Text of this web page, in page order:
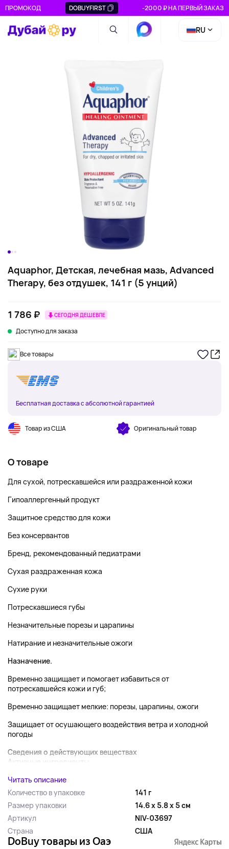
ПРОМОКОД DOBUYFIRST -2000 ₽ НА ПЕРВЫЙ ЗАКАЗ
RU
Aquaphor, Детская, лечебная мазь, Advanced
Therapy, без отдушек, 141 г (5 унций)
1 786 ₽ СЕГОДНЯ ДЕШЕВЛЕ
Доступно для заказа
Все товары
Бесплатная доставка с абсолютной гарантией
Товар из США Оригинальный товар
О товаре
Для сухой, потрескавшейся или раздраженной кожи
Гипоаллергенный продукт
Защитное средство для кожи
Без консервантов
Бренд, рекомендованный педиатрами
Сухая раздраженная кожа
Сухие руки
Потрескавшиеся губы
Незначительные порезы и царапины
Натирание и незначительные ожоги
Назначение.
Временно защищает и помогает избавиться от
потрескавшейся кожи и губ;
Временно защищает мелкие: порезы, царапины, ожоги
Защищает от осушающего воздействия ветра и холодной
погоды
Сведения о действующих веществах
Активные ингредиенты...
Читать описание
Количество в упаковке
141 г
Размер упаковки
14.6 x 5.8 x 5 см
Артикул
NIV-03697
Страна
США